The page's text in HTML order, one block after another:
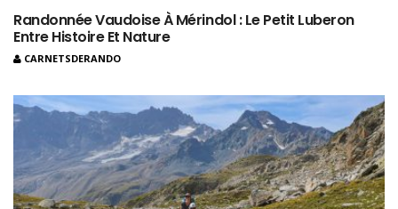
Randonnée Vaudoise À Mérindol : Le Petit Luberon
Entre Histoire Et Nature
CARNETSDERANDO